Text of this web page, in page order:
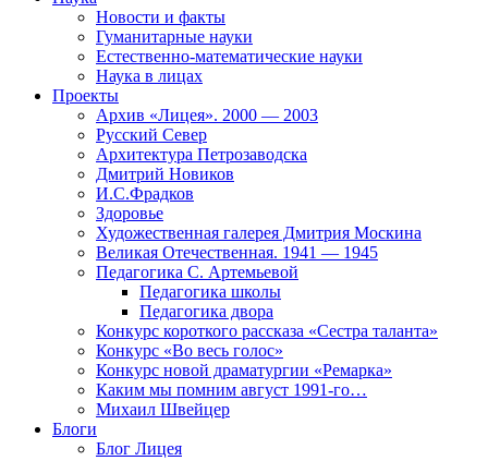
Новости и факты
Гуманитарные науки
Естественно-математические науки
Наука в лицах
Проекты
Архив «Лицея». 2000 — 2003
Русский Север
Архитектура Петрозаводска
Дмитрий Новиков
И.С.Фрадков
Здоровье
Художественная галерея Дмитрия Москина
Великая Отечественная. 1941 — 1945
Педагогика С. Артемьевой
Педагогика школы
Педагогика двора
Конкурс короткого рассказа «Сестра таланта»
Конкурс «Во весь голос»
Конкурс новой драматургии «Ремарка»
Каким мы помним август 1991-го…
Михаил Швейцер
Блоги
Блог Лицея